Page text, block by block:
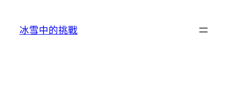
冰雪中的挑戰